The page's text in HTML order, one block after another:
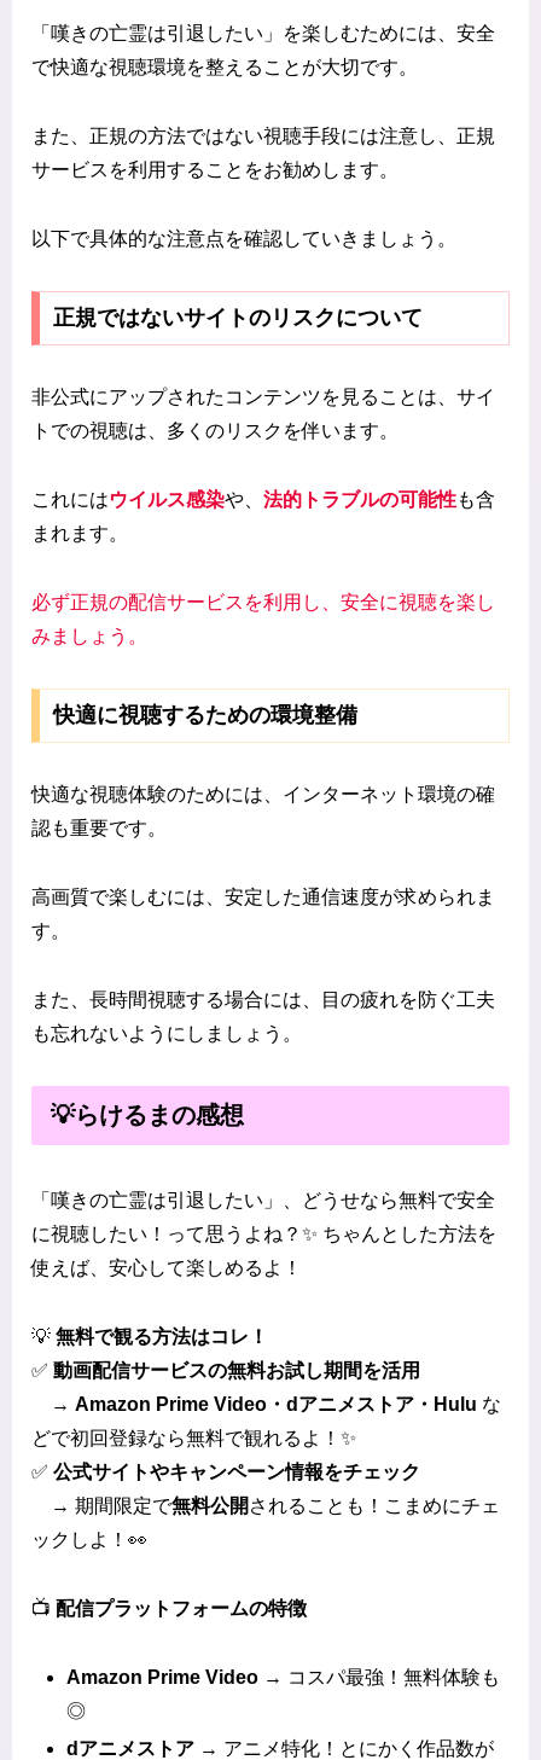
「嘆きの亡霊は引退したい」を楽しむためには、安全
で快適な視聴環境を整えることが大切です。
また、正規の方法ではない視聴手段には注意し、正規
サービスを利用することをお勧めします。
以下で具体的な注意点を確認していきましょう。
正規ではないサイトのリスクについて
非公式にアップされたコンテンツを見ることは、サイ
トでの視聴は、多くのリスクを伴います。
これにはウイルス感染や、 法的トラブルの可能性も含
まれます。
必ず正規の配信サービスを利用し、安全に視聴を楽し
みましょう。
快適に視聴するための環境整備
快適な視聴体験のためには、インターネット環境の確
認も重要です。
高画質で楽しむには、安定した通信速度が求められま
す。
また、長時間視聴する場合には、目の疲れを防ぐ工夫
も忘れないようにしましょう。
💡らけるまの感想
「嘆きの亡霊は引退したい」、どうせなら無料で安全
に視聴したい！って思うよね？✨ ちゃんとした方法を
使えば、安心して楽しめるよ！
💡 無料で観る方法はコレ！
✅ 動画配信サービスの無料お試し期間を活用
→ Amazon Prime Video・dアニメストア・Hulu な
どで初回登録なら無料で観れるよ！✨
✅ 公式サイトやキャンペーン情報をチェック
→ 期間限定で無料公開 されることも！こまめにチェ
ックしよ！👀
📺 配信プラットフォームの特徴
Amazon Prime Video → コスパ最強！無料体験も
◎
dアニメストア → アニメ特化！とにかく作品数が